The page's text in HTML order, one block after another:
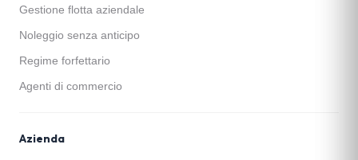
Gestione flotta aziendale
Noleggio senza anticipo
Regime forfettario
Agenti di commercio
Azienda